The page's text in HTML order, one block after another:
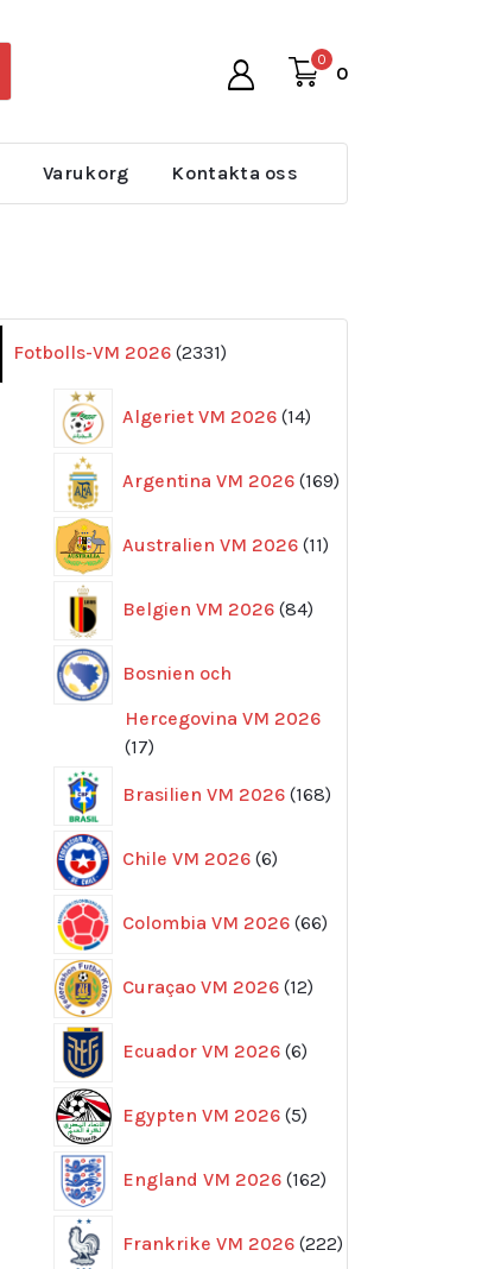
0
0
Varukorg Kontakta oss
Fotbolls-VM 2026 2331
produkter
Algeriet VM 2026 14
produkter
Argentina VM 2026 169
produkter
Australien VM 2026 11
produkter
Belgien VM 2026 84
produkter
Bosnien och
Hercegovina VM 2026
1717
Brasilien VM 2026 168
produkter
Chile VM 2026 6
produkter
Colombia VM 2026 66
produkter
Curaçao VM 2026 12
produkter
Ecuador VM 2026 6
produkter
Egypten VM 2026 5
produkter
England VM 2026 162
produkter
Frankrike VM 2026 222
produkter